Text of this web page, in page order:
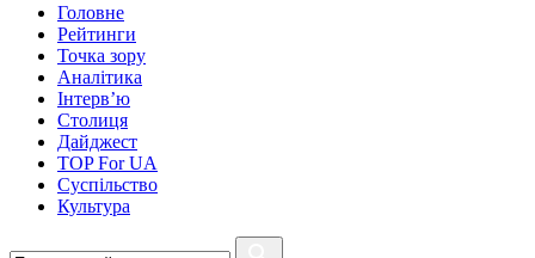
Головне
Рейтинги
Точка зору
Аналітика
Інтерв’ю
Столиця
Дайджест
TOP For UA
Суспiльство
Культура